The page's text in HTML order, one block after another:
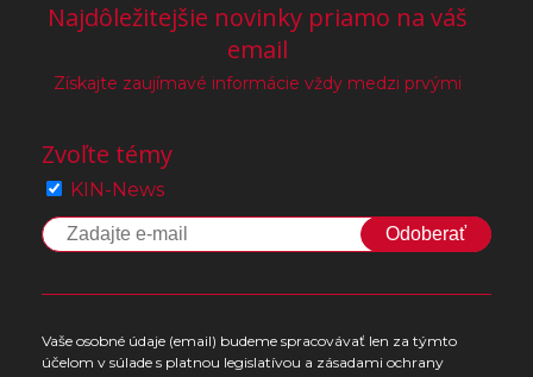
Najdôležitejšie novinky priamo na váš
email
Získajte zaujímavé informácie vždy medzi prvými
Zvoľte témy
KIN-News
Odoberať
Vaše osobné údaje (email) budeme spracovávať len za týmto
účelom v súlade s platnou legislatívou a zásadami ochrany